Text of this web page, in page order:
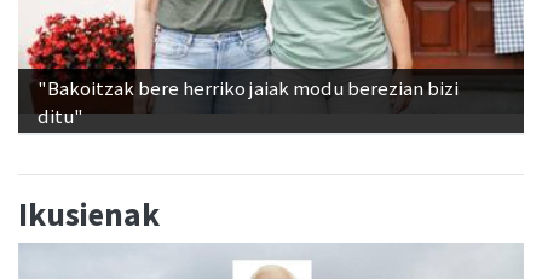
"Bakoitzak bere herriko jaiak modu berezian bizi
ditu"
Ikusienak